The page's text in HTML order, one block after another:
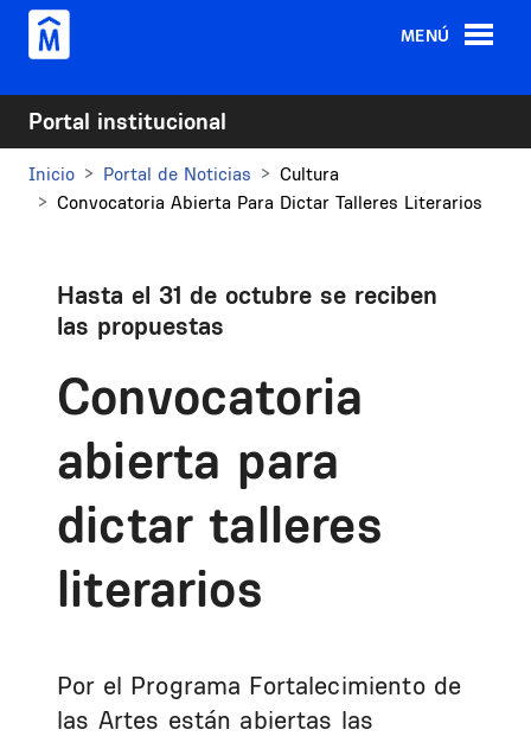
Pasar al contenido principal
MENÚ
Portal institucional
Inicio Portal de Noticias
Cultura
Convocatoria Abierta Para Dictar Talleres Literarios
Hasta el 31 de octubre se reciben
las propuestas
Convocatoria
abierta para
dictar talleres
literarios
Por el Programa Fortalecimiento de
las Artes están abiertas las